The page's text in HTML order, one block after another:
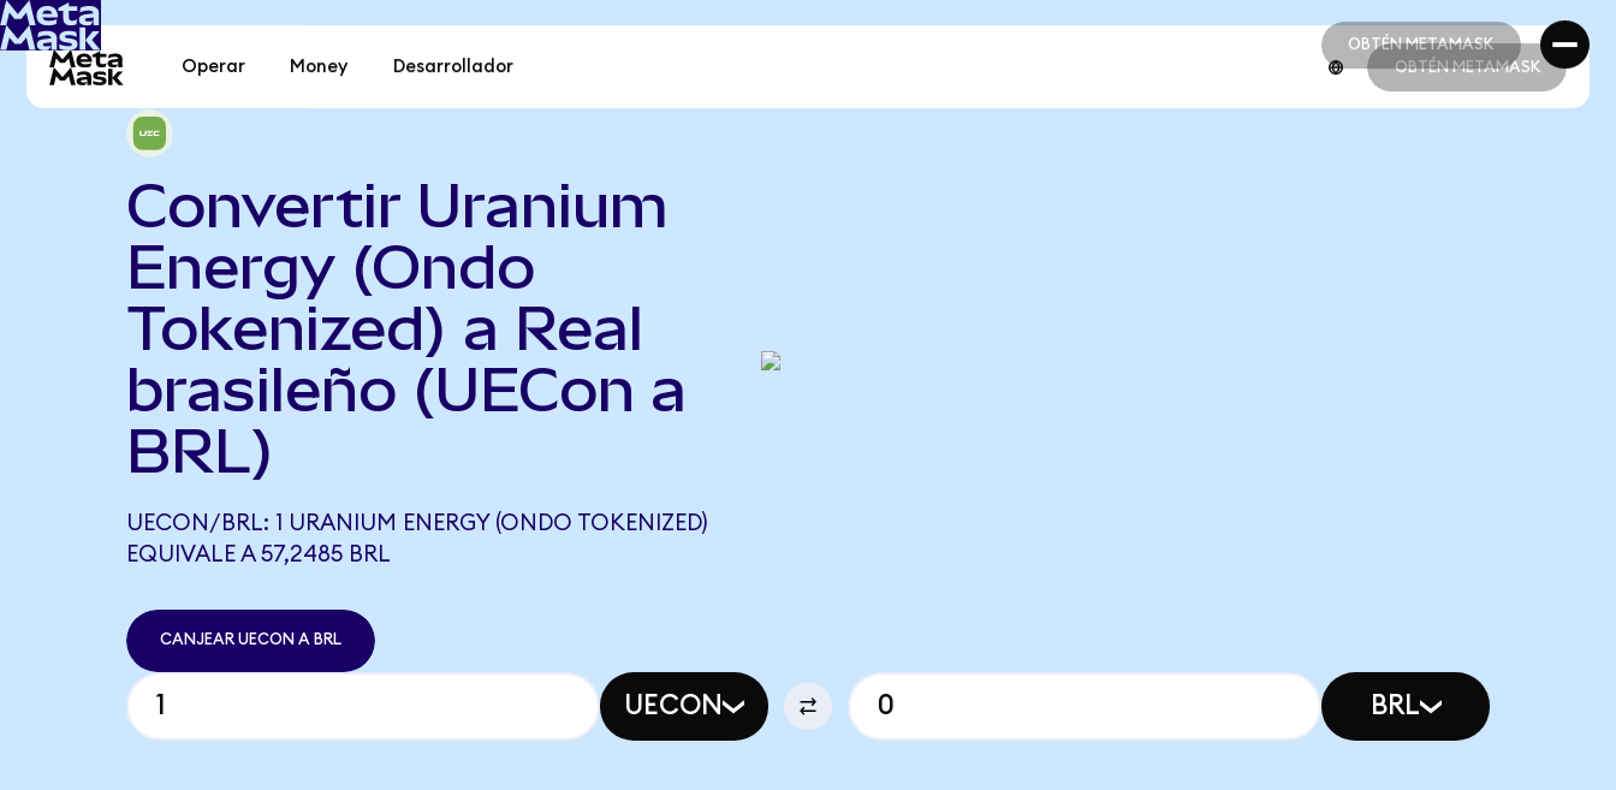
OBTÉN METAMASK
OBTÉN METAMASK
Operar Money Desarrollador OBTÉN METAMASK
Convertir Uranium
Energy (Ondo
Tokenized) a Real
brasileño (UECon a
BRL)
UECON/BRL: 1 URANIUM ENERGY (ONDO TOKENIZED)
EQUIVALE A 57,2485 BRL
CANJEAR UECON A BRL
UECON BRL